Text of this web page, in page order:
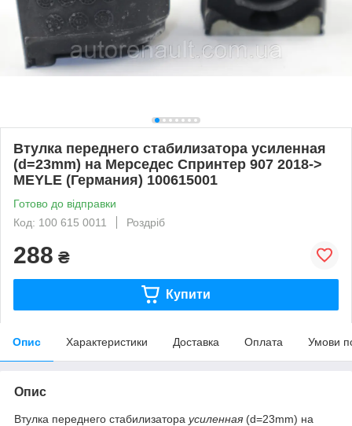
Втулка переднего стабилизатора усиленная
(d=23mm) на Мерседес Спринтер 907 2018->
MEYLE (Германия) 100615001
Готово до відправки
Код: 100 615 0011
Роздріб
288 ₴
Купити
Опис Характеристики Доставка Оплата Умови
Опис
Втулка переднего стабилизатора усиленная (d=23mm) на